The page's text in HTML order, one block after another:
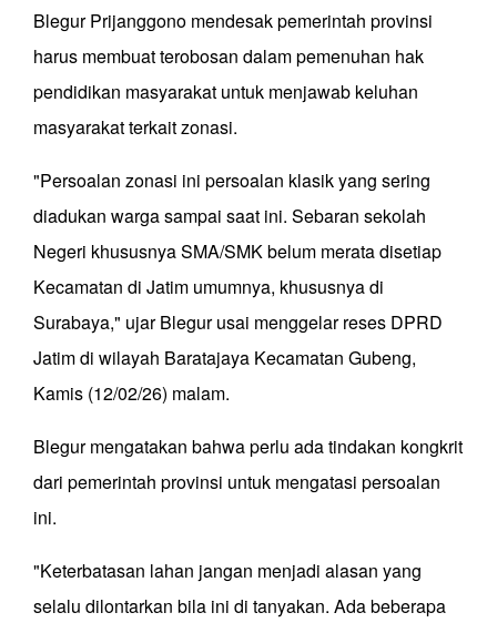
Blegur Prijanggono mendesak pemerintah provinsi
harus membuat terobosan dalam pemenuhan hak
pendidikan masyarakat untuk menjawab keluhan
masyarakat terkait zonasi.
"Persoalan zonasi ini persoalan klasik yang sering
diadukan warga sampai saat ini. Sebaran sekolah
Negeri khususnya SMA/SMK belum merata disetiap
Kecamatan di Jatim umumnya, khususnya di
Surabaya," ujar Blegur usai menggelar reses DPRD
Jatim di wilayah Baratajaya Kecamatan Gubeng,
Kamis (12/02/26) malam.
Blegur mengatakan bahwa perlu ada tindakan kongkrit
dari pemerintah provinsi untuk mengatasi persoalan
ini.
"Keterbatasan lahan jangan menjadi alasan yang
selalu dilontarkan bila ini di tanyakan. Ada beberapa